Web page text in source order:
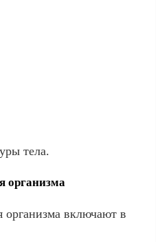
тела.
организма
включают в